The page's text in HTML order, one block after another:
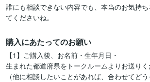
誰にも相談できない内容でも、本当のお気持
てくださいね。
購入にあたってのお願い
【1】ご購入後、お名前・生年月日・
生まれた都道府県をトークルームよりお送りく
（他に相談したいことがあれば、合わせてどう